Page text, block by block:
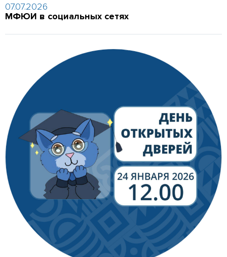
07.07.2026
МФЮИ в социальных сетях